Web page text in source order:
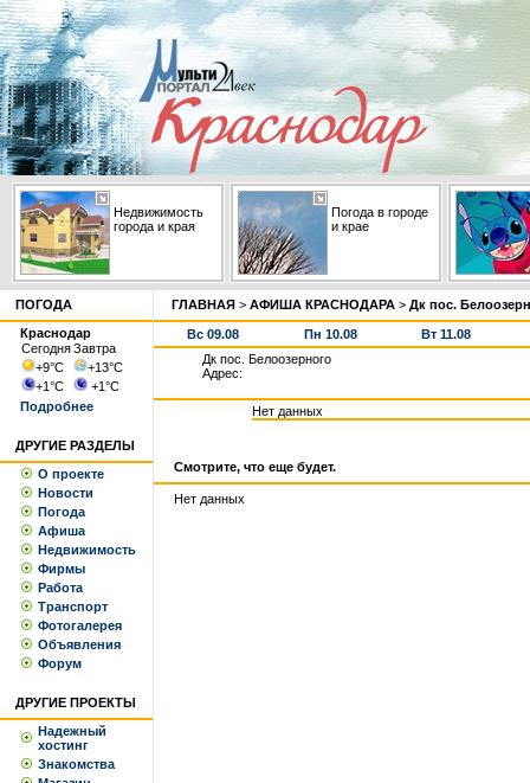
Недвижимость
города и края
Погода в городе
и крае
ПОГОДА
Краснодар
СегодняЗавтра
+9°С +13°С
+1°С +1°С
Подробнее
ДРУГИЕ РАЗДЕЛЫ
О проекте
Новости
Погода
Афиша
Недвижимость
Фирмы
Работа
Транспорт
Фотогалерея
Объявления
Форум
ДРУГИЕ ПРОЕКТЫ
Надежный
хостинг
Знакомства
ГЛАВНАЯ > АФИША КРАСНОДАРА > Дк пос.
Вс 09.08 Пн 10.08
Вт 11.08
Дк пос. Белоозерного
Адрес:
Нет данных
Смотрите, что еще будет.
Нет данных